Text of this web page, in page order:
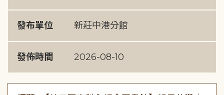
發布單位 新莊中港分館
發佈時間 2026-08-10